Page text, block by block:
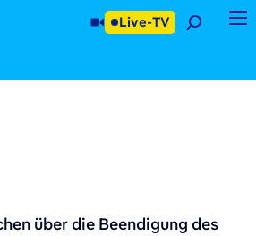
Live-TV
über die Beendigung des